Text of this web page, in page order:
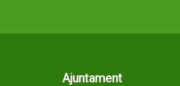
Ajuntament